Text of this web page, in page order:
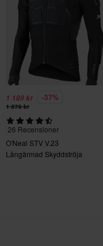
och axlar)
1 189 kr -37%
1 879 kr
26 Recensioner
O'Neal STV V.23
Långärmad Skyddströja